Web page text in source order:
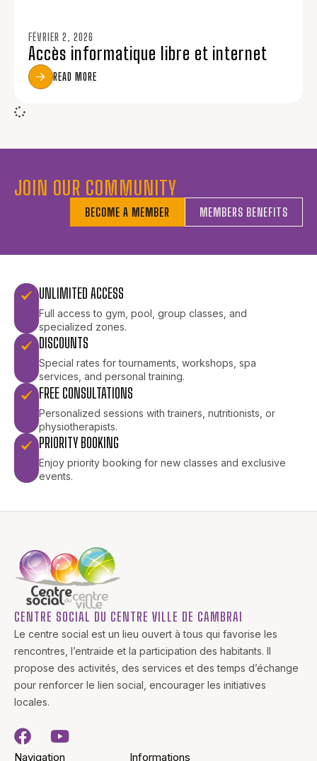
FÉVRIER 2, 2026
Accès informatique libre et internet
READ MORE
JOIN OUR COMMUNITY
MEMBERS BENEFITS
BECOME A MEMBER
UNLIMITED ACCESS
Full access to gym, pool, group classes, and
specialized zones.
DISCOUNTS
Special rates for tournaments, workshops, spa
services, and personal training.
FREE CONSULTATIONS
Personalized sessions with trainers, nutritionists, or
physiotherapists.
PRIORITY BOOKING
Enjoy priority booking for new classes and exclusive
events.
CENTRE SOCIAL DU CENTRE VILLE DE CAMBRAI
Le centre social est un lieu ouvert à tous qui favorise les
rencontres, l’entraide et la participation des habitants. Il
propose des activités, des services et des temps d’échange
pour renforcer le lien social, encourager les initiatives
locales.
Navigation Informations